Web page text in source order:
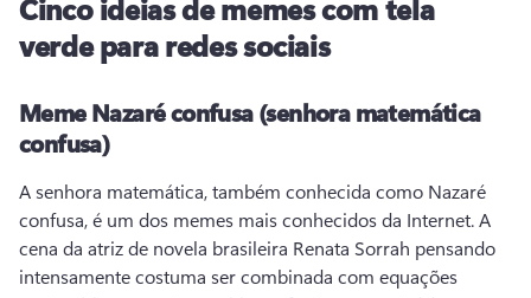
Cinco ideias de memes com tela
verde para redes sociais
Meme Nazaré confusa (senhora matemática
confusa)
A senhora matemática, também conhecida como Nazaré
confusa, é um dos memes mais conhecidos da Internet. A
cena da atriz de novela brasileira Renata Sorrah pensando
intensamente costuma ser combinada com equações